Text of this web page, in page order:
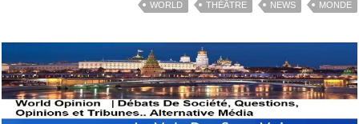
MONDE
NEWS
THÉÂTRE
WORLD